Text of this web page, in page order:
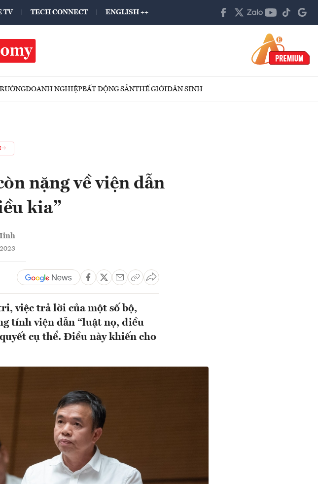
TV TECH CONNECT ENGLISH ++
DOANH NGHIỆPBẤT ĐỘNG SẢNTHẾ GIỚIDÂN SINH
nặng về viện dẫn
kia”
việc trả lời của một số bộ,
tính viện dẫn “luật nọ, điều
cụ thể. Điều này khiến cho